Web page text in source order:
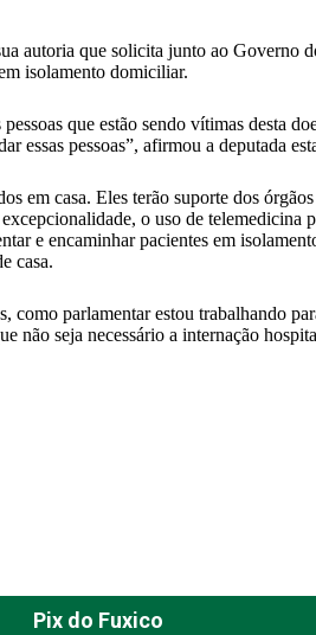
autoria que solicita junto ao Governo
isolamento domiciliar.
que estão sendo vítimas desta
essas pessoas”, afirmou a deputada
em casa. Eles terão suporte dos
o uso de telemedicina
e encaminhar pacientes em
casa.
como parlamentar estou trabalhando
não seja necessário a internação
Pix do Fuxico